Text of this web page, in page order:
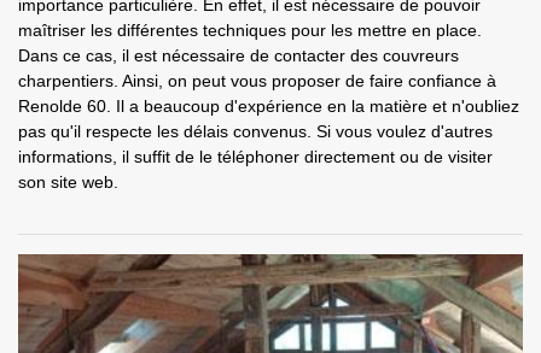
importance particulière. En effet, il est nécessaire de pouvoir
maîtriser les différentes techniques pour les mettre en place.
Dans ce cas, il est nécessaire de contacter des couvreurs
charpentiers. Ainsi, on peut vous proposer de faire confiance à
Renolde 60. Il a beaucoup d'expérience en la matière et n'oubliez
pas qu'il respecte les délais convenus. Si vous voulez d'autres
informations, il suffit de le téléphoner directement ou de visiter
son site web.